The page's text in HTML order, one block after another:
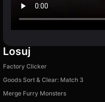
Losuj
Factory Clicker
Goods Sort & Clear: Match 3
Merge Furry Monsters